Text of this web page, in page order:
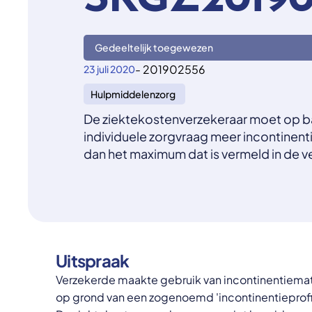
Gedeeltelijk toegewezen
23 juli 2020- 201902556
Hulpmiddelenzorg
De ziektekostenverzekeraar moet op
individuele zorgvraag meer
dan het maximum dat is vermeld in de
Uitspraak
Verzekerde maakte gebruik van
op grond van een zogenoemd